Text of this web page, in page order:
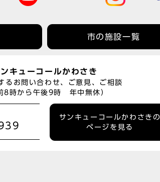
市の施設一覧
キューコールかわさき
るお問い合わせ、ご意見、ご相談
8時から午後9時 年中無休）
サンキューコールかわさきの
ページを見る